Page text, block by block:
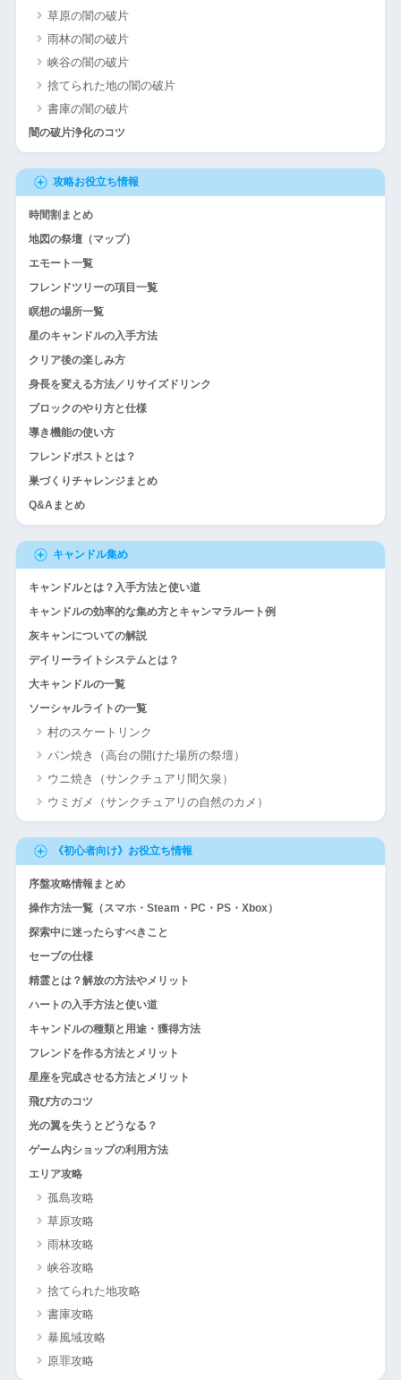
草原の闇の破片
雨林の闇の破片
峡谷の闇の破片
捨てられた地の闇の破片
書庫の闇の破片
闇の破片浄化のコツ
攻略お役立ち情報
時間割まとめ
地図の祭壇（マップ）
エモート一覧
フレンドツリーの項目一覧
瞑想の場所一覧
星のキャンドルの入手方法
クリア後の楽しみ方
身長を変える方法／リサイズドリンク
ブロックのやり方と仕様
導き機能の使い方
フレンドポストとは？
巣づくりチャレンジまとめ
Q&Aまとめ
キャンドル集め
キャンドルとは？入手方法と使い道
キャンドルの効率的な集め方とキャンマラルート例
灰キャンについての解説
デイリーライトシステムとは？
大キャンドルの一覧
ソーシャルライトの一覧
村のスケートリンク
パン焼き（高台の開けた場所の祭壇）
ウニ焼き（サンクチュアリ間欠泉）
ウミガメ（サンクチュアリの自然のカメ）
《初心者向け》お役立ち情報
序盤攻略情報まとめ
操作方法一覧（スマホ・Steam・PC・PS・Xbox）
探索中に迷ったらすべきこと
セーブの仕様
精霊とは？解放の方法やメリット
ハートの入手方法と使い道
キャンドルの種類と用途・獲得方法
フレンドを作る方法とメリット
星座を完成させる方法とメリット
飛び方のコツ
光の翼を失うとどうなる？
ゲーム内ショップの利用方法
エリア攻略
孤島攻略
草原攻略
雨林攻略
峡谷攻略
捨てられた地攻略
書庫攻略
暴風域攻略
原罪攻略